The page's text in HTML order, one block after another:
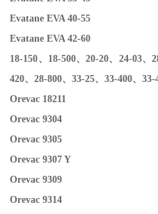
Evatane EVA 40-55
Evatane EVA 42-60
18-150、 18-500、20-20、 24-03、
420、28-800、33-25、33-400、33-
Orevac 18211
Orevac 9304
Orevac 9305
Orevac 9307 Y
Orevac 9309
Orevac 9314